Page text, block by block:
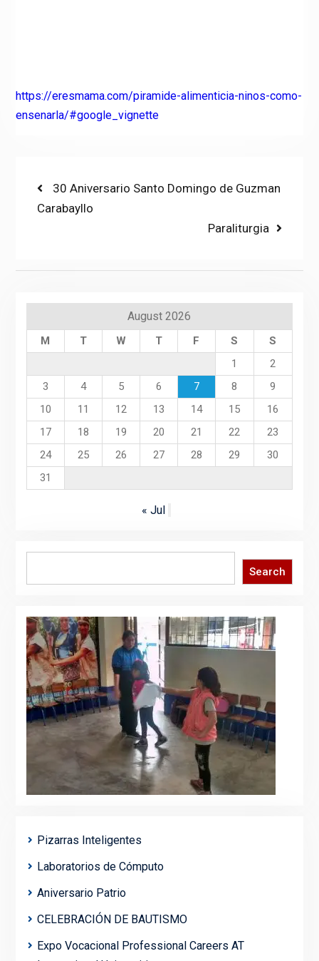
https://eresmama.com/piramide-alimenticia-ninos-como-
ensenarla/#google_vignette
Post
navigation
Previous
post:
30 Aniversario Santo Domingo de Guzman
Carabayllo
Next
Paraliturgia
August 2026
M T W T F S
S
1
2
3
4 5 6 7 8
9
10
11 12 13 14 15
16
17
18 19 20 21 22
23
24
25 26 27 28 29
30
31
« Jul
Search
Pizarras Inteligentes
Laboratorios de Cómputo
Aniversario Patrio
CELEBRACIÓN DE BAUTISMO
Expo Vocacional Professional Careers AT